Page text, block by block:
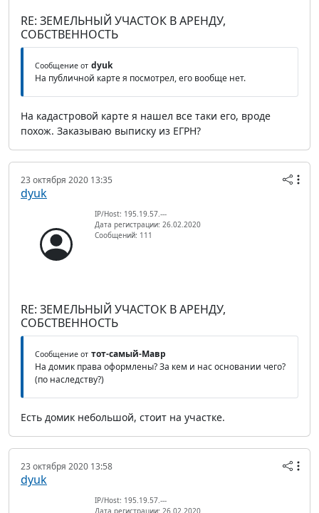
RE: ЗЕМЕЛЬНЫЙ УЧАСТОК В АРЕНДУ,
СОБСТВЕННОСТЬ
Сообщение от dyuk
На публичной карте я посмотрел, его вообще нет.
На кадастровой карте я нашел все таки его, вроде
похож. Заказываю выписку из ЕГРН?
23 октября 2020 13:35
dyuk
IP/Host: 195.19.57.---
Дата регистрации: 26.02.2020
Сообщений: 111
RE: ЗЕМЕЛЬНЫЙ УЧАСТОК В АРЕНДУ,
СОБСТВЕННОСТЬ
Сообщение от тот-самый-Мавр
На домик права оформлены? За кем и нас основании чего?
(по наследству?)
Есть домик небольшой, стоит на участке.
23 октября 2020 13:58
dyuk
IP/Host: 195.19.57.---
Дата регистрации: 26.02.2020